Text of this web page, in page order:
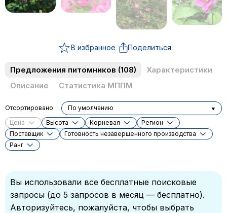
В избранное Поделиться
Предложения питомников (108)
Характеристики
Описание
Статистика МППМ
Цена Высота Корневая
Регион
Поставщик
Готовность незавершенного производства
Ранг
Отсортировано По умолчанию
Вы использовали все бесплатные поисковые
запросы (до 5 запросов в месяц — бесплатно).
Авторизуйтесь, пожалуйста, чтобы выбрать